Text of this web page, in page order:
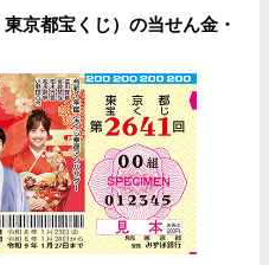
京都宝くじ）の当せん金・